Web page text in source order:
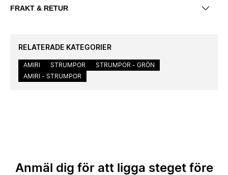
FRAKT & RETUR
RELATERADE KATEGORIER
AMIRI STRUMPOR
STRUMPOR - GRÖN
AMIRI - STRUMPOR
Anmäl dig för att ligga steget före